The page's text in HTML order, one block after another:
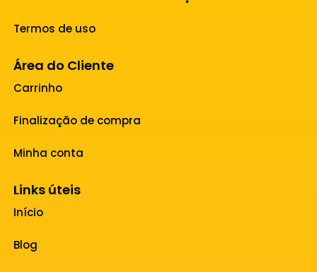
Termos de uso
Área do Cliente
Carrinho
Finalização de compra
Minha conta
Links úteis
Início
Blog